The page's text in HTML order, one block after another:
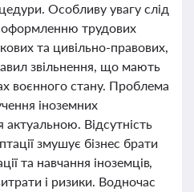
Особливу увагу слід
трудових
та цивільно-правових,
звільнення, що мають
воєнного стану. Проблема
іноземних
актуальною. Відсутність
змушує бізнес брати
та навчання іноземців,
і ризики. Водночас